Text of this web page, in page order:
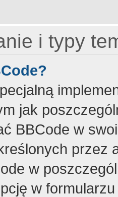
i typy
jak
BBCode w
przez
w
w